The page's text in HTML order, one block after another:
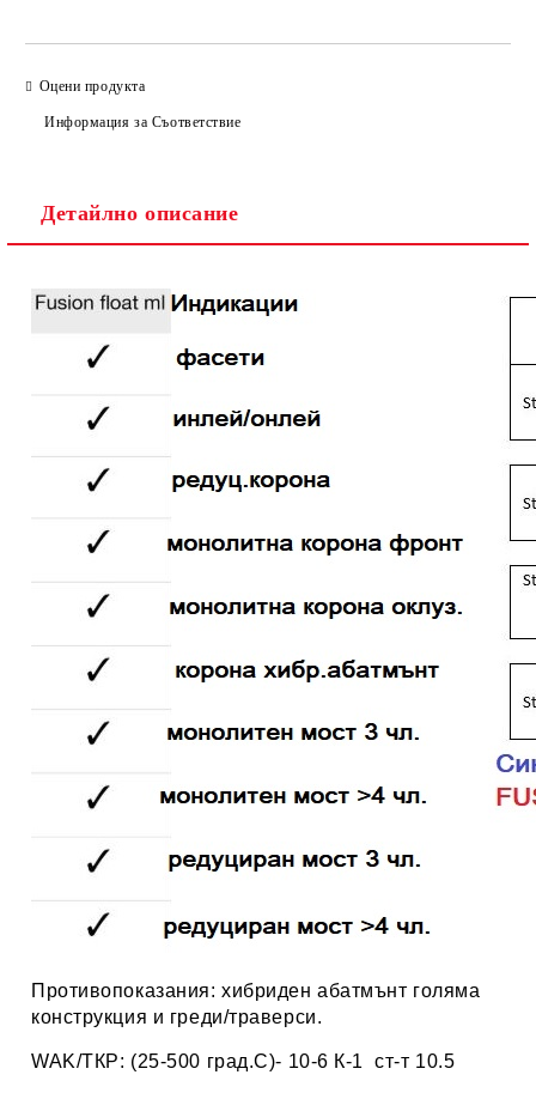
Оцени продукта
Информация за Съответствие
Детайлно описание
Противопоказания: хибриден абатмънт голяма
конструкция и греди/траверси.
WAK/ТКР: (25-500 град.С)- 10-6 К-1 ст-т 10.5